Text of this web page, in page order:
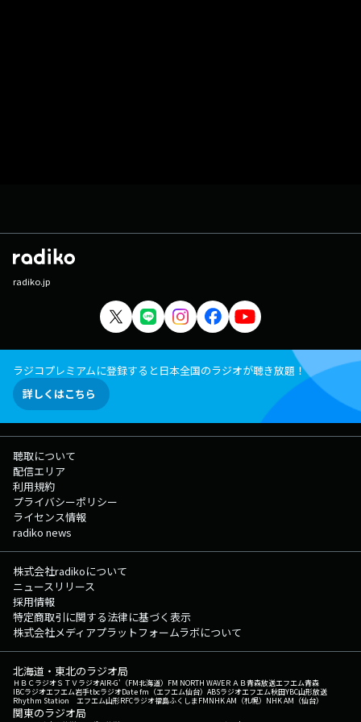
radiko.jp
ラジコプレミアムに登録すると日本全国のラジオが聴き放題！
詳しくはこちら
聴取について
配信エリア
利用規約
プライバシーポリシー
ライセンス情報
radiko news
株式会社radikoについて
ニュースリリース
採用情報
特定商取引に関する法律に基づく表示
株式会社メディアプラットフォームラボについて
北海道・東北のラジオ局
ＨＢＣラジオＳＴＶラジオAIR-G'（FM北海道） FM NORTH WAVEＲＡＢ青森放送エフエム青森
IBCラジオエフエム岩手tbcラジオDate fm（エフエム仙台） ABSラジオエフエム秋田YBC山形放送
Rhythm Station エフエム山形RFCラジオ福島ふくしまFMNHK AM（札幌） NHK AM（仙台）
関東のラジオ局